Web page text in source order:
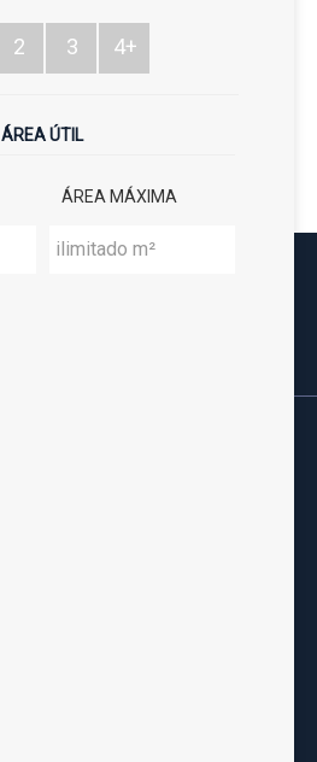
2 3 4+
ÁREA ÚTIL
ÁREA MÁXIMA